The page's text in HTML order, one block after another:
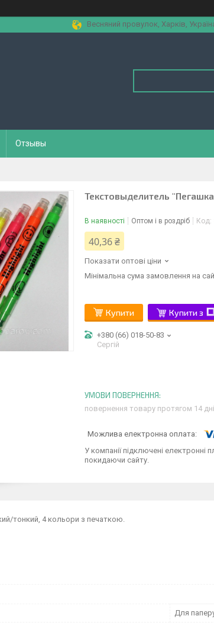
Весняний провулок, Харків,
Отзывы
Текстовыделитель
В наявності Оптом і в роздріб Код:
40,36 ₴
Показати оптові ціни
Мінімальна сума замовлення на
Купити Купити з
+380 (66) 018-50-83
Сергій
повернення товару протягом 14
У компанії підключені електронні
покидаючи сайту.
тонкий, 4 кольори з печаткою.
Для